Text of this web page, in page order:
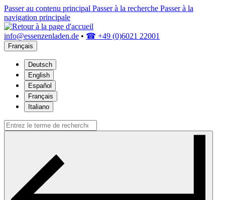
Passer au contenu principal Passer à la recherche Passer à la
navigation principale
info@essenzenladen.de • ☎ +49 (0)6021 22001
Français
Deutsch
English
Español
Français
Italiano